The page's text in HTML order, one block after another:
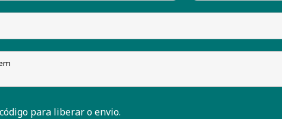
para liberar o envio.